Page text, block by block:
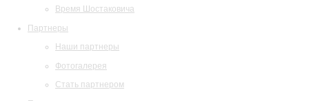
Время Шостаковича
Партнеры
Наши партнеры
Фотогалерея
Стать партнером